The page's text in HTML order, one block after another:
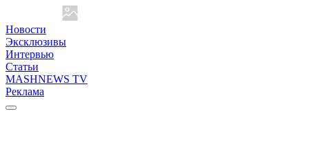
Новости
Эксклюзивы
Интервью
Статьи
MASHNEWS TV
Реклама